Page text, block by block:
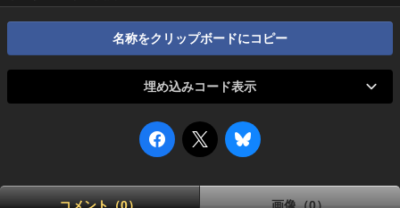
名称をクリップボードにコピー
埋め込みコード表示